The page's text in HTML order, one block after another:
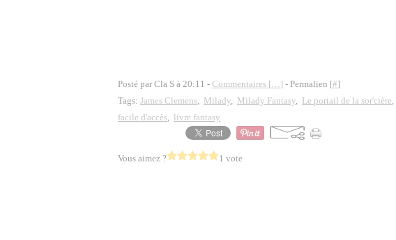
Posté par Cla S à 20:11 - Commentaires […] - Permalien [#]
Tags: James Clemens, Milady, Milady Fantasy, Le portail de la sor'cière,
facile d'accès, livre fantasy
Vous aimez ? 1 vote